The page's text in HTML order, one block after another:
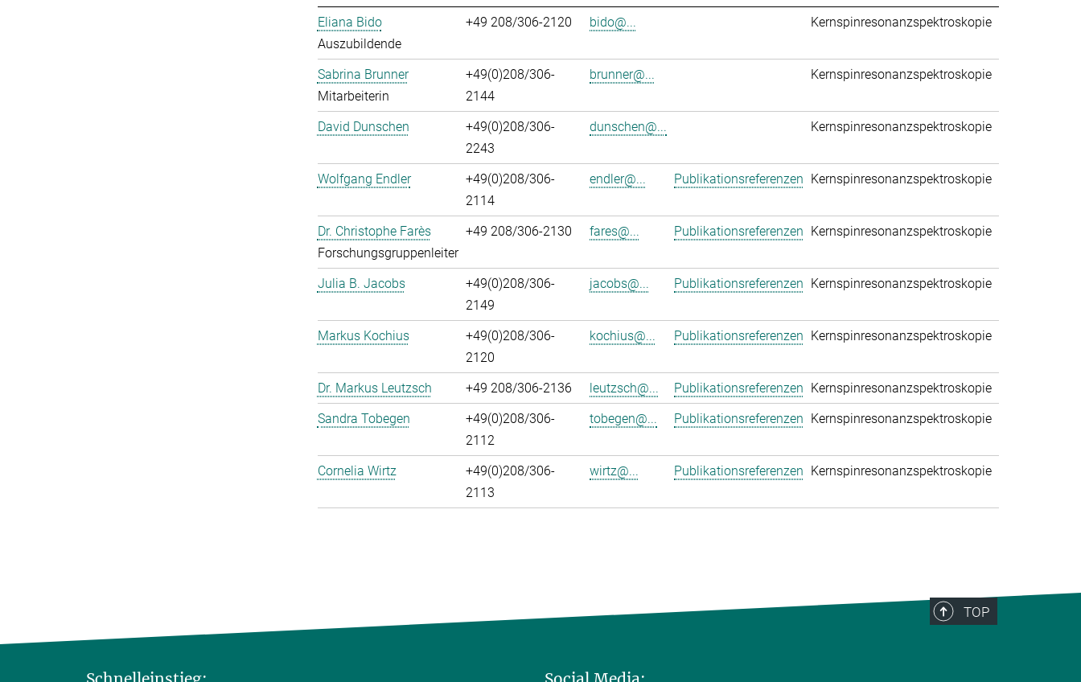
Eliana Bido
Auszubildende
+49 208/306-2120 bido@... Kernspinresonanzspektroskopie
Sabrina Brunner
Mitarbeiterin
+49(0)208/306-
2144
brunner@... Kernspinresonanzspektroskopie
David Dunschen
+49(0)208/306-
2243
dunschen@... Kernspinresonanzspektroskopie
Wolfgang Endler
+49(0)208/306-
2114
endler@... Publikationsreferenzen Kernspinresonanzspektroskopie
Dr. Christophe Farès
Forschungsgruppenleiter
+49 208/306-2130 fares@... Publikationsreferenzen Kernspinresonanzspektroskopie
Julia B. Jacobs
+49(0)208/306-
2149
jacobs@... Publikationsreferenzen Kernspinresonanzspektroskopie
Markus Kochius
+49(0)208/306-
2120
kochius@... Publikationsreferenzen Kernspinresonanzspektroskopie
Dr. Markus Leutzsch +49 208/306-2136 leutzsch@... Publikationsreferenzen Kernspinresonanzspektroskopie
Sandra Tobegen
+49(0)208/306-
2112
tobegen@... Publikationsreferenzen Kernspinresonanzspektroskopie
Cornelia Wirtz
+49(0)208/306-
2113
wirtz@... Publikationsreferenzen Kernspinresonanzspektroskopie
TOP